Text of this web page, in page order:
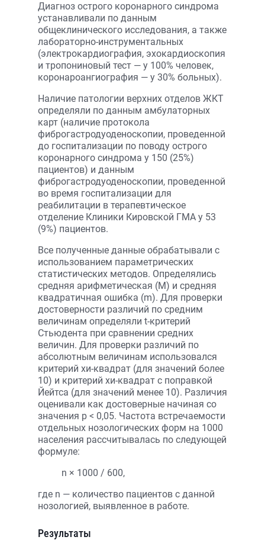
Диагноз острого коронарного синдрома
устанавливали по данным
общеклинического исследования, а также
лабораторно-инструментальных
(электрокардиография, эхокардиоскопия
и тропониновый тест — у 100% человек,
коронароангиография — у 30% больных).
Наличие патологии верхних отделов ЖКТ
определяли по данным амбулаторных
карт (наличие протокола
фиброгастродуоденоскопии, проведенной
до госпитализации по поводу острого
коронарного синдрома у 150 (25%)
пациентов) и данным
фиброгастродуоденоскопии, проведенной
во время госпитализации для
реабилитации в терапевтическое
отделение Клиники Кировской ГМА у 53
(9%) пациентов.
Все полученные данные обрабатывали с
использованием параметрических
статистических методов. Определялись
средняя арифметическая (М) и средняя
квадратичная ошибка (m). Для проверки
достоверности различий по средним
величинам определяли t-критерий
Стьюдента при сравнении средних
величин. Для проверки различий по
абсолютным величинам использовался
критерий хи-квадрат (для значений более
10) и критерий хи-квадрат с поправкой
Йейтса (для значений менее 10). Различия
оценивали как достоверные начиная со
значения p < 0,05. Частота встречаемости
отдельных нозологических форм на 1000
населения рассчитывалась по следующей
формуле:
n × 1000 / 600,
где n — количество пациентов с данной
нозологией, выявленное в работе.
Результаты